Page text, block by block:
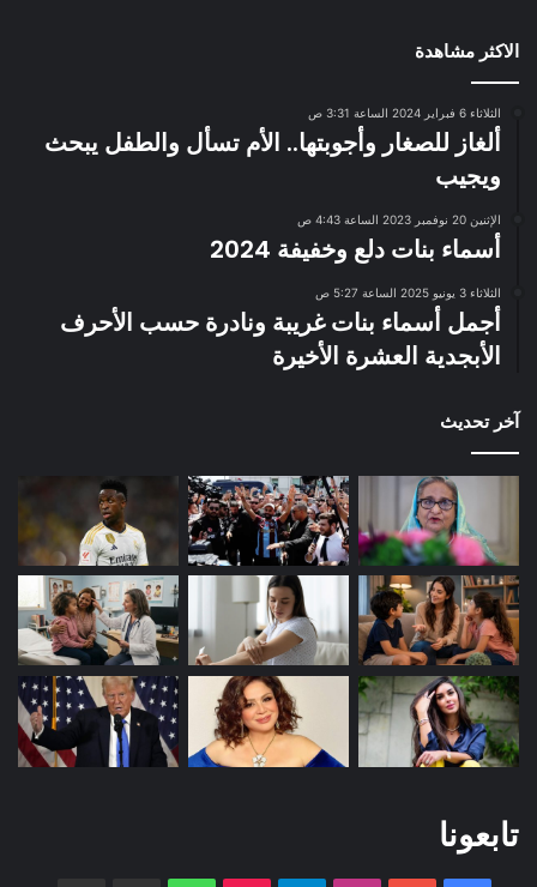
الاكثر مشاهدة
الثلاثاء 6 فبراير 2024 الساعة 3:31 ص
ألغاز للصغار وأجوبتها.. الأم تسأل والطفل يبحث
ويجيب
الإثنين 20 نوفمبر 2023 الساعة 4:43 ص
أسماء بنات دلع وخفيفة 2024
الثلاثاء 3 يونيو 2025 الساعة 5:27 ص
أجمل أسماء بنات غريبة ونادرة حسب الأحرف
الأبجدية العشرة الأخيرة
آخر تحديث
تابعونا